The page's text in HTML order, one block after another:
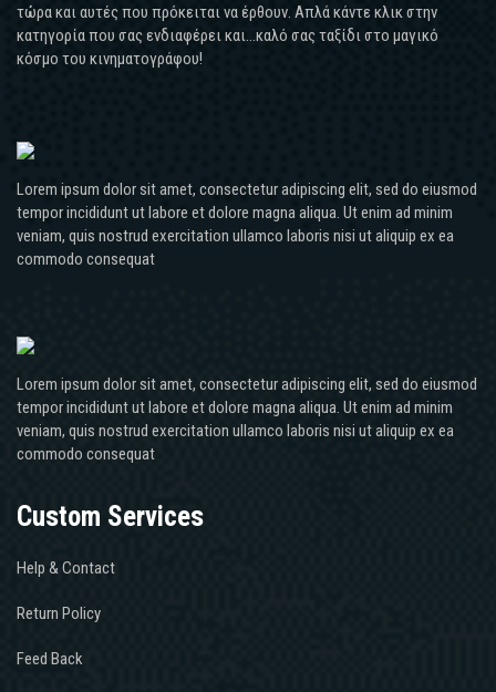
τώρα και αυτές που πρόκειται να έρθουν. Απλά κάντε κλικ στην
κατηγορία που σας ενδιαφέρει και...καλό σας ταξίδι στο μαγικό
κόσμο του κινηματογράφου!
Lorem ipsum dolor sit amet, consectetur adipiscing elit, sed do eiusmod
tempor incididunt ut labore et dolore magna aliqua. Ut enim ad minim
veniam, quis nostrud exercitation ullamco laboris nisi ut aliquip ex ea
commodo consequat
Lorem ipsum dolor sit amet, consectetur adipiscing elit, sed do eiusmod
tempor incididunt ut labore et dolore magna aliqua. Ut enim ad minim
veniam, quis nostrud exercitation ullamco laboris nisi ut aliquip ex ea
commodo consequat
Custom Services
Help & Contact
Return Policy
Feed Back